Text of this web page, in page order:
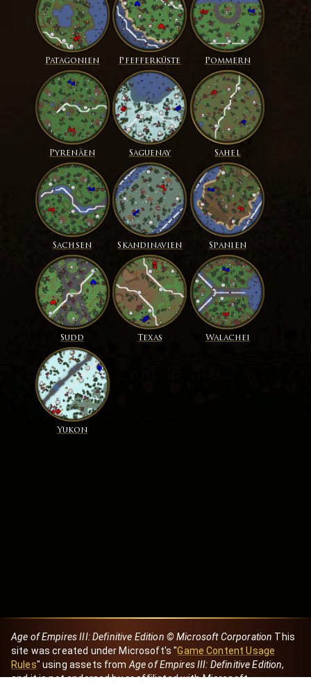
Patagonien Pfefferküste Pommern
Pyrenäen Saguenay Sahel
Sachsen Skandinavien Spanien
Sudd Texas Walachei
Yukon
Age of Empires III: Definitive Edition © Microsoft Corporation This
site was created under Microsoft's "Game Content Usage
Rules" using assets from Age of Empires III: Definitive Edition,
and it is not endorsed by or affiliated with Microsoft.